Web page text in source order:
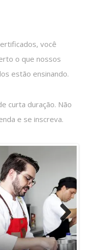
você
o que nossos
estão ensinando.
curta duração. Não
e se inscreva.
Next